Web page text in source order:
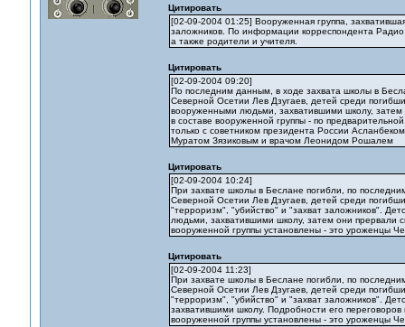
Цитировать
[02-09-2004 01:25] Вооруженная группа,
заложников. По информации корреспондента
а также родители и учителя.
Цитировать
[02-09-2004 09:20]
По последним данным, в ходе захвата школы в
Северной Осетии Лев Дзугаев, детей среди
вооруженными людьми, захватившими школу, затем
в составе вооруженной группы - по
только с советником президента России
Муратом Зязиковым и врачом Леонидом Рошалем
Цитировать
[02-09-2004 10:24]
При захвате школы в Беслане погибли, по
Северной Осетии Лев Дзугаев, детей среди
"терроризм", "убийство" и "захват заложников".
людьми, захватившими школу, затем они прервали
вооруженной группы установлены - это уроженцы
Цитировать
[02-09-2004 11:23]
При захвате школы в Беслане погибли, по
Северной Осетии Лев Дзугаев, детей среди
"терроризм", "убийство" и "захват заложников".
захватившими школу. Подробности его
вооруженной группы установлены - это уроженцы